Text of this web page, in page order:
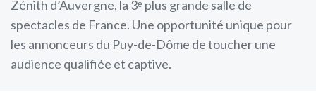
Zénith d’Auvergne, la 3ᵉ plus grande salle de
spectacles de France. Une opportunité unique pour
les annonceurs du Puy-de-Dôme de toucher une
audience qualifiée et captive.